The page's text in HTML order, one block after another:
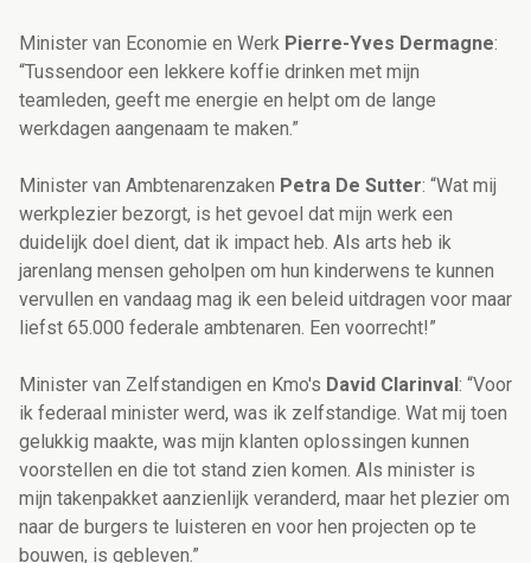
Minister van Economie en Werk Pierre-Yves Dermagne:
“Tussendoor een lekkere koffie drinken met mijn
teamleden, geeft me energie en helpt om de lange
werkdagen aangenaam te maken.”
Minister van Ambtenarenzaken Petra De Sutter:​ “Wat mij
werkplezier bezorgt, is het gevoel dat mijn werk een
duidelijk doel dient, dat ik impact heb. Als arts heb ik
jarenlang mensen geholpen om hun kinderwens te kunnen
vervullen en vandaag mag ik een beleid uitdragen voor maar
liefst 65.000 federale ambtenaren. Een voorrecht!”
Minister van Zelfstandigen en Kmo's David Clarinval : “Voor
ik federaal minister werd, was ik zelfstandige. Wat mij toen
gelukkig maakte, was mijn klanten oplossingen kunnen
voorstellen en die tot stand zien komen. Als minister is
mijn takenpakket aanzienlijk veranderd, maar het plezier om
naar de burgers te luisteren en voor hen projecten op te
bouwen, is gebleven.”